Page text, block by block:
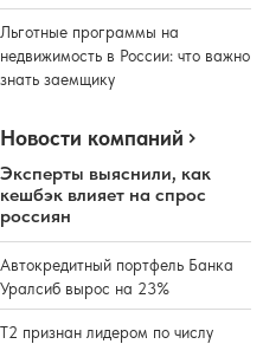
Льготные программы на
недвижимость в России: что важно
знать заемщику
Новости компаний
Эксперты выяснили, как
кешбэк влияет на спрос
россиян
Автокредитный портфель Банка
Уралсиб вырос на 23%
Т2 признан лидером по числу